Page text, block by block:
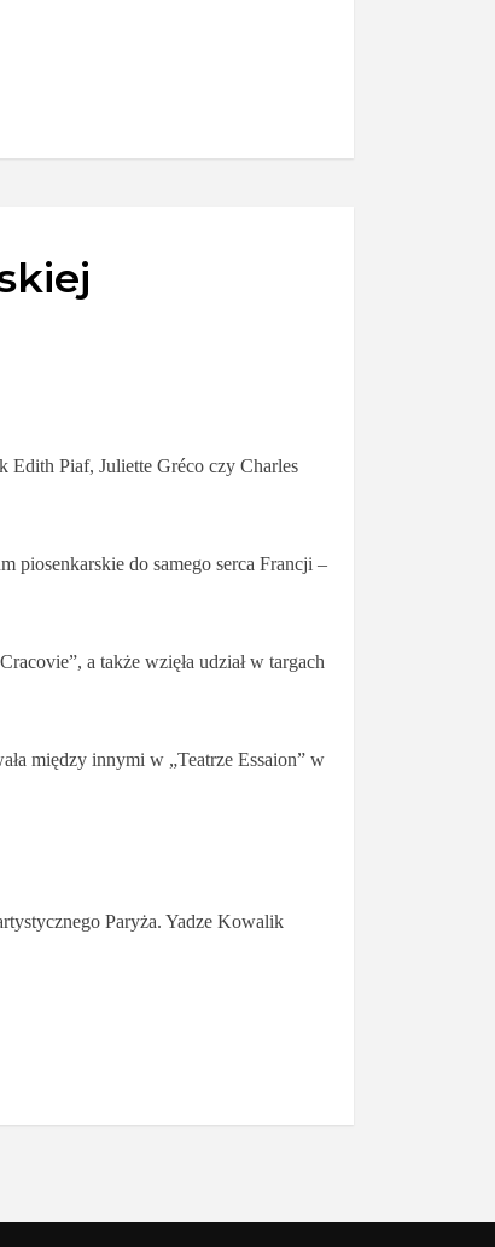
Edith Piaf, Juliette Gréco czy Charles
piosenkarskie do samego serca Francji –
a także wzięła udział w targach
między innymi w „Teatrze Essaion” w
Paryża. Yadze Kowalik